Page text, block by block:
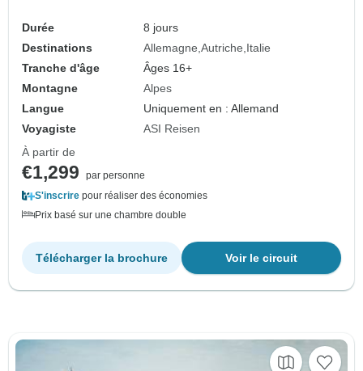
Durée
8 jours
Destinations
Allemagne Autriche Italie
Tranche d'âge
Âges 16+
Montagne
Alpes
Langue
Uniquement en : Allemand
Voyagiste
ASI Reisen
À partir de
€1,299
par personne
S'inscrire pour réaliser des économies
Prix basé sur une chambre double
Voir le circuit
Télécharger la brochure